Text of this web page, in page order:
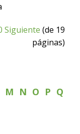
Siguiente (de 19
páginas)
M N O P Q